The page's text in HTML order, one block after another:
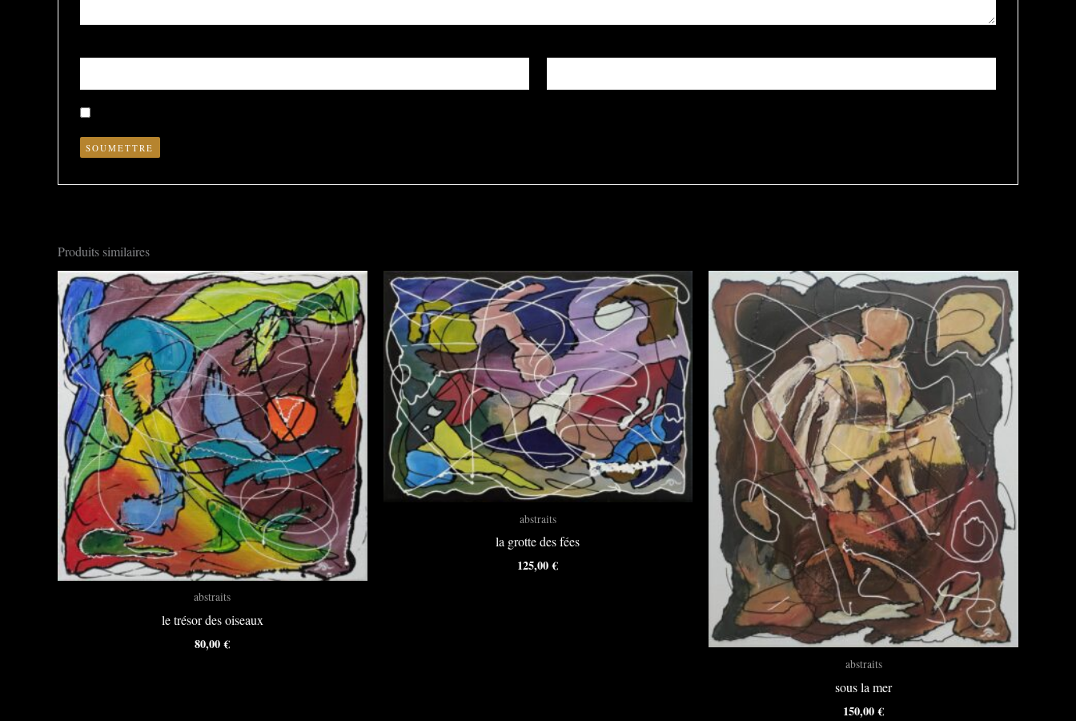
Produits similaires
abstraits
le trésor des oiseaux
80,00€
abstraits
la grotte des fées
125,00€
abstraits
sous la mer
150,00€